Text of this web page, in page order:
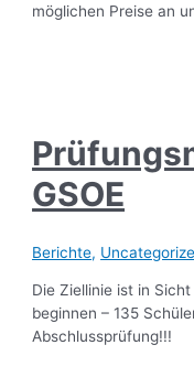
möglichen Preise an
GSOE
Berichte,
Die Ziellinie ist in
beginnen – 135
Abschlussprüfung!!!